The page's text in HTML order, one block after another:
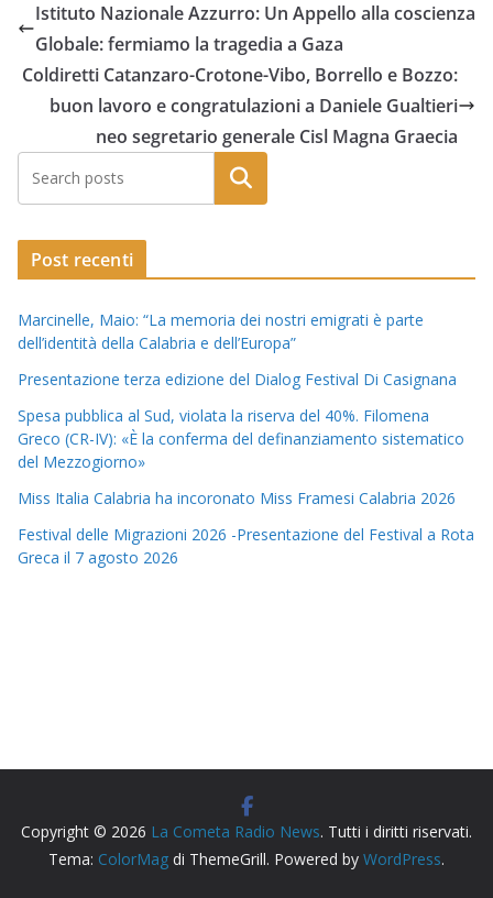
Istituto Nazionale Azzurro: Un Appello alla coscienza
Globale: fermiamo la tragedia a Gaza
Coldiretti Catanzaro-Crotone-Vibo, Borrello e Bozzo:
buon lavoro e congratulazioni a Daniele Gualtieri
neo segretario generale Cisl Magna Graecia
Post recenti
Marcinelle, Maio: “La memoria dei nostri emigrati è parte
dell’identità della Calabria e dell’Europa”
Presentazione terza edizione del Dialog Festival Di Casignana
Spesa pubblica al Sud, violata la riserva del 40%. Filomena
Greco (CR-IV): «È la conferma del definanziamento sistematico
del Mezzogiorno»
Miss Italia Calabria ha incoronato Miss Framesi Calabria 2026
Festival delle Migrazioni 2026 -Presentazione del Festival a Rota
Greca il 7 agosto 2026
Copyright © 2026 La Cometa Radio News. Tutti i diritti riservati.
Tema: ColorMag di ThemeGrill. Powered by WordPress.